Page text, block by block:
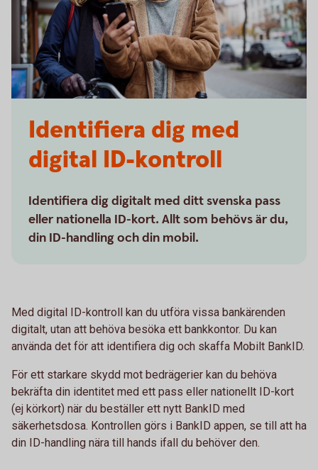
Identifiera dig med
digital ID-kontroll
Identifiera dig digitalt med ditt svenska pass
eller nationella ID-kort. Allt som behövs är du,
din ID-handling och din mobil.
Med digital ID-kontroll kan du utföra vissa bankärenden
digitalt, utan att behöva besöka ett bankkontor. Du kan
använda det för att identifiera dig och skaffa Mobilt BankID.
För ett starkare skydd mot bedrägerier kan du behöva
bekräfta din identitet med ett pass eller nationellt ID-kort
(ej körkort) när du beställer ett nytt BankID med
säkerhetsdosa. Kontrollen görs i BankID appen, se till att ha
din ID-handling nära till hands ifall du behöver den.